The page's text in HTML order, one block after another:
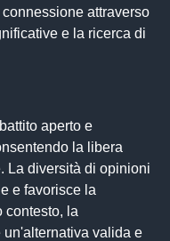
attraverso
e la ricerca di
aperto e
la libera
La diversità di opinioni
e favorisce la
contesto, la
un'alternativa valida e